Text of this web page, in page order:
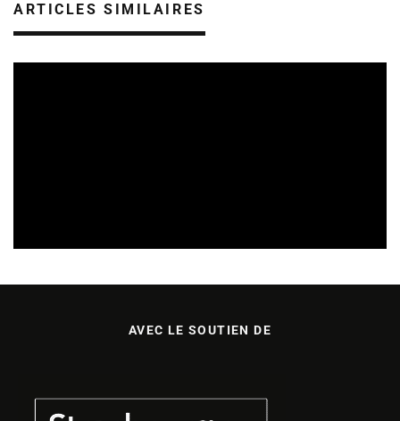
ARTICLES SIMILAIRES
AVEC LE SOUTIEN DE